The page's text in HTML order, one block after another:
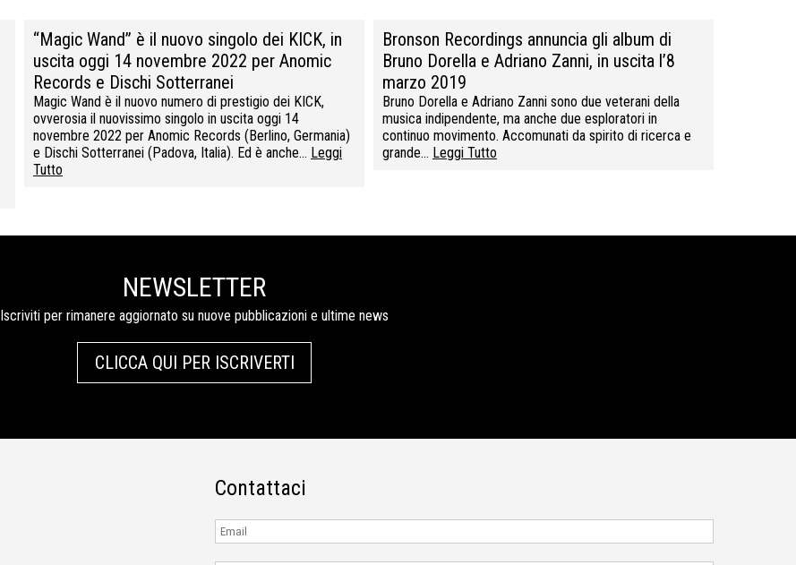
“Magic Wand” è il nuovo singolo dei KICK, in
uscita oggi 14 novembre 2022 per Anomic
Records e Dischi Sotterranei
Magic Wand è il nuovo numero di prestigio dei KICK,
ovverosia il nuovissimo singolo in uscita oggi 14
novembre 2022 per Anomic Records (Berlino, Germania)
e Dischi Sotterranei (Padova, Italia). Ed è anche… Leggi
Tutto
Bronson Recordings annuncia gli album di
Bruno Dorella e Adriano Zanni, in uscita l’8
marzo 2019
Bruno Dorella e Adriano Zanni sono due veterani della
musica indipendente, ma anche due esploratori in
continuo movimento. Accomunati da spirito di ricerca e
grande… Leggi Tutto
NEWSLETTER
Iscriviti per rimanere aggiornato su nuove pubblicazioni e ultime news
CLICCA QUI PER ISCRIVERTI
Contattaci